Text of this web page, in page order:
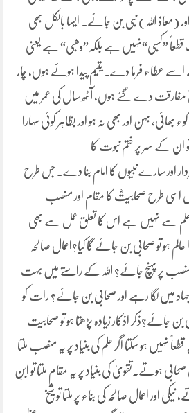
اللہ) نبی بن جائے۔ ایسا بالکل بھی
”کسبی“نہیں ہے بلکہ”وھبی“ ہے یعنی
عطاء فرما دے۔ یتیم پیدا ہوئے ہوں، چار
مفارقت دے گئے ہوں، آٹھ سال کی عمر میں
بہن اور بھی نہ ہو اور بظاہر کوئی سہارا
ان کے سر پر ختم نبوت کا
14طبقوں کا سردار اور سارے نبیوں کا امام بنا دے۔ جس طرح
اسی طرح صحابیتؓ کا مقام اور منصب
سے نہیں ہے اس کا تعلق عمل سے بھی
ہو تو صحابی بن جائے گا کیا؟اعمال صالحہ
پر پہنچ جائے؟ اللہ کے راستے میں بہت
میں لگا رہے اور صحابی بن جائے؟ رات کو
جائے؟ذکر اذکار زیادہ پڑھتا ہو تو صحابیت
نہیں ہو سکتا اگر علم کی بنیاد پر یہ منصب ملتا
ہوتے۔تقویٰ کی بنیاد پر یہ مقام ملتا تو ابنِ
اور اعمال صالحہ کی بناء پر ملتا تو شیخ